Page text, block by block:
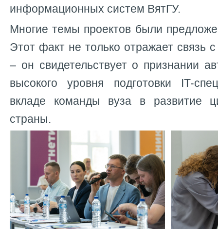
информационных систем ВятГУ.
Многие темы проектов были
Этот факт не только отражает связь
– он свидетельствует о признании
высокого уровня подготовки IT-
вкладе команды вуза в развитие
страны.